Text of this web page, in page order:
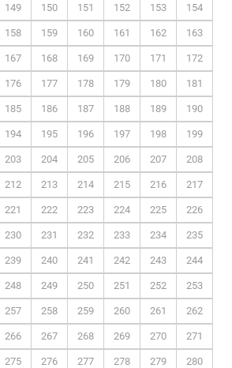
149 150 151 152 153 154
158 159 160 161 162 163
167 168 169 170 171 172
176 177 178 179 180 181
185 186 187 188 189 190
194 195 196 197 198 199
203 204 205 206 207 208
212 213 214 215 216 217
221 222 223 224 225 226
230 231 232 233 234 235
239 240 241 242 243 244
248 249 250 251 252 253
257 258 259 260 261 262
266 267 268 269 270 271
275 276 277 278 279 280